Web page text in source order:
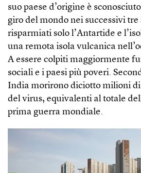
suo paese d’origine è
giro del mondo nei successivi
risparmiati solo l’Antartide e
una remota isola vulcanica
A essere colpiti maggiormente
sociali e i paesi più poveri.
India morirono diciotto milioni di
del virus, equivalenti al totale
prima guerra mondiale.